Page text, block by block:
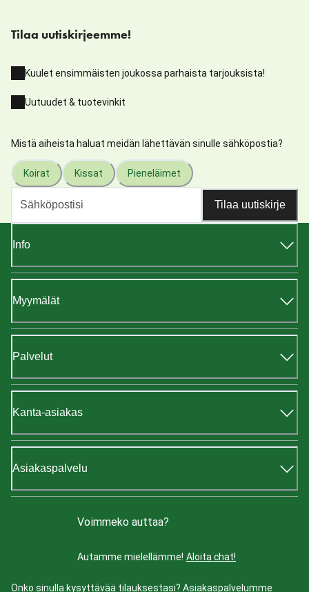
Tilaa uutiskirjeemme!
Kuulet ensimmäisten joukossa parhaista tarjouksista!
Uutuudet & tuotevinkit
Mistä aiheista haluat meidän lähettävän sinulle sähköpostia?
Koirat Kissat Pieneläimet
Tilaa uutiskirje
Info
Myymälät
Palvelut
Kanta-asiakas
Asiakaspalvelu
Voimmeko auttaa?
Autamme mielellämme! Aloita chat!
Onko sinulla kysyttävää tilauksestasi? Asiakaspalvelumme